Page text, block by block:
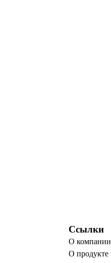
Ссылки
О компании
О продукте